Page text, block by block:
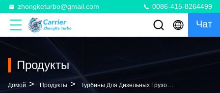
zhongketurbo@gmail.com 0086-415-8264499
Чат
Продукты
Домой > Продукты > Турбины Для Дизельных Грузовиков